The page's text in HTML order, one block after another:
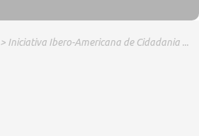
> Iniciativa Ibero-Americana de Cidadania ...